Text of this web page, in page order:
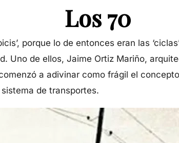
Los 70
porque lo de entonces eran las
Uno de ellos, Jaime Ortiz Mariño,
a adivinar como frágil el
de transportes.